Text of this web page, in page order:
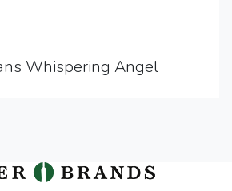
Whispering Angel